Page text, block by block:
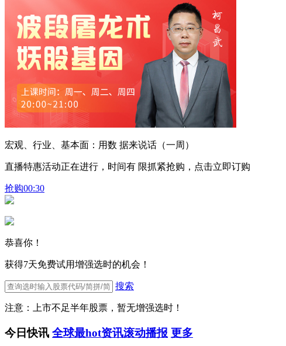
宏观、行业、基本面：用数 据来说话（一周）
直播特惠活动正在进行，时间有 限抓紧抢购，点击立即订购
抢购00:30
恭喜你！
获得7天免费试用增强选时的机会！
搜索
注意：上市不足半年股票，暂无增强选时！
今日快讯 全球最hot资讯滚动播报 更多